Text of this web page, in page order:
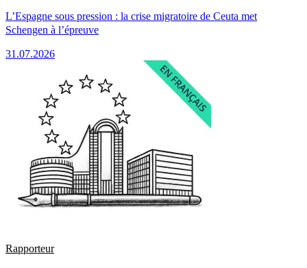
L’Espagne sous pression : la crise migratoire de Ceuta met
Schengen à l’épreuve
31.07.2026
Rapporteur